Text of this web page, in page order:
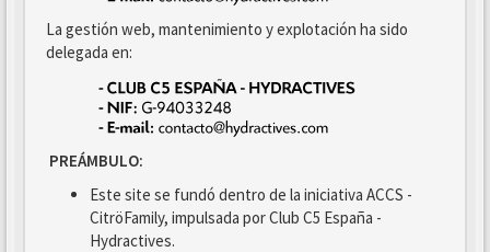
La gestión web, mantenimiento y explotación ha sido
delegada en:
PREÁMBULO:
Este site se fundó dentro de la iniciativa ACCS -
CitröFamily, impulsada por Club C5 España -
Hydractives.